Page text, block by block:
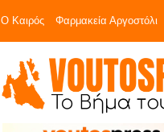
Ο Καιρός Φαρμακεία Αργοστόλι